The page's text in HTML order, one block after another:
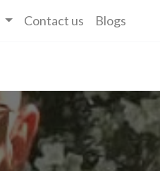
Contact us Blogs